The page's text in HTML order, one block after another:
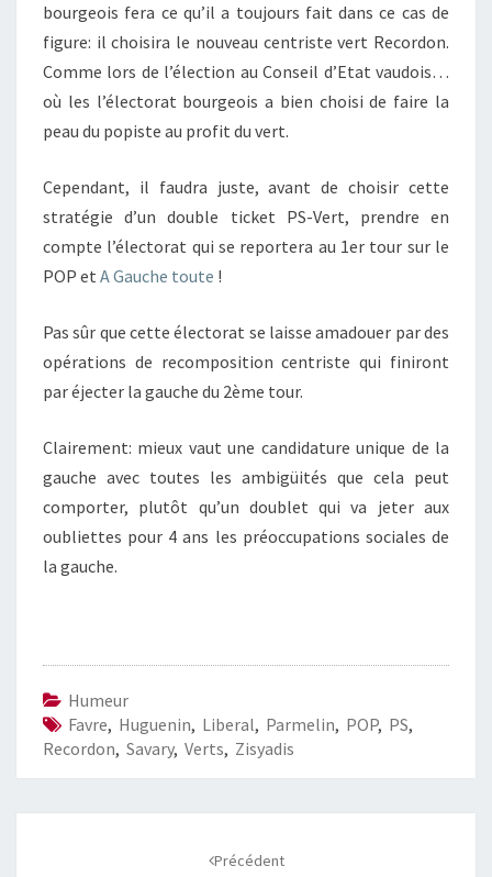
bourgeois fera ce qu’il a toujours fait dans ce cas de
figure: il choisira le nouveau centriste vert Recordon.
Comme lors de l’élection au Conseil d’Etat vaudois…
où les l’électorat bourgeois a bien choisi de faire la
peau du popiste au profit du vert.
Cependant, il faudra juste, avant de choisir cette
stratégie d’un double ticket PS-Vert, prendre en
compte l’électorat qui se reportera au 1er tour sur le
POP et A Gauche toute !
Pas sûr que cette électorat se laisse amadouer par des
opérations de recomposition centriste qui finiront
par éjecter la gauche du 2ème tour.
Clairement: mieux vaut une candidature unique de la
gauche avec toutes les ambigüités que cela peut
comporter, plutôt qu’un doublet qui va jeter aux
oubliettes pour 4 ans les préoccupations sociales de
la gauche.
Humeur
Favre, Huguenin, Liberal, Parmelin, POP, PS,
Recordon, Savary, Verts, Zisyadis
Précédent